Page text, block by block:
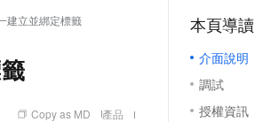
建立並綁定標籤
Copy as MD 產品
本頁導讀
介面說明
調試
授權資訊